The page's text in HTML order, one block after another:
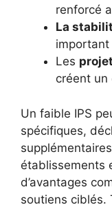
renforcé
La
important
Les
créent un
Un faible IPS
spécifiques,
établissements
d’avantages
soutiens ciblés.